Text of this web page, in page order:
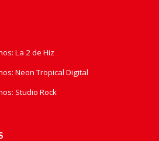
La 2 de Hiz
Neon Tropical Digital
Studio Rock